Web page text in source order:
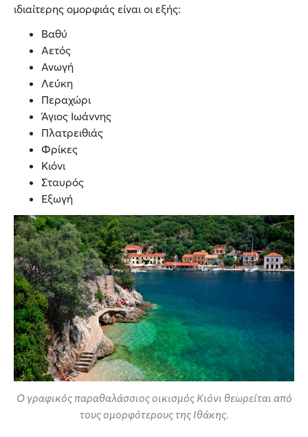
ιδιαίτερης ομορφιάς είναι οι εξής:
Βαθύ
Αετός
Ανωγή
Λεύκη
Περαχώρι
Άγιος Ιωάννης
Πλατρειθιάς
Φρίκες
Κιόνι
Σταυρός
Εξωγή
Ο γραφικός παραθαλάσσιος οικισμός Κιόνι θεωρείται από
τους ομορφότερους της Ιθάκης.